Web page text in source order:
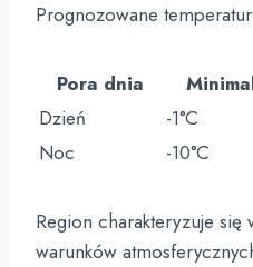
Prognozowane
Pora dnia
Dzień
-1°C
Noc
-10°C
Region charakteryzuje się
warunków